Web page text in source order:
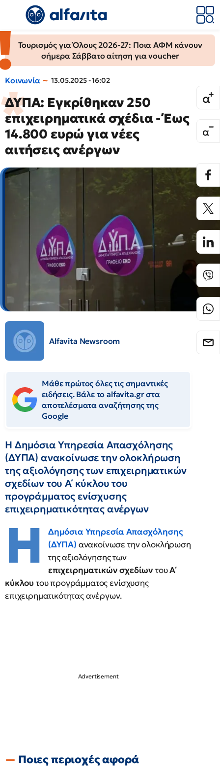
Τουρισμός για Όλους 2026-27: Ποια ΑΦΜ κάνουν
σήμερα Σάββατο αίτηση για voucher
Κοινωνία 13.05.2025 - 16:02
ΔΥΠΑ: Εγκρίθηκαν 250
επιχειρηματικά σχέδια - Έως
14.800 ευρώ για νέες
αιτήσεις ανέργων
Alfavita Newsroom
Μάθε πρώτος όλες τις σημαντικές
ειδήσεις. Βάλε το alfavita.gr στα
αποτελέσματα αναζήτησης της
Google
Η Δημόσια Υπηρεσία Απασχόλησης
(ΔΥΠΑ) ανακοίνωσε την ολοκλήρωση
της αξιολόγησης των επιχειρηματικών
σχεδίων του Α΄ κύκλου του
προγράμματος ενίσχυσης
επιχειρηματικότητας ανέργων
Η
Δημόσια Υπηρεσία Απασχόλησης
(ΔΥΠΑ) ανακοίνωσε την ολοκλήρωση
της αξιολόγησης των
επιχειρηματικών σχεδίων τουΑ΄
κύκλου του προγράμματος ενίσχυσης
επιχειρηματικότητας ανέργων.
Ποιες περιοχές αφορά